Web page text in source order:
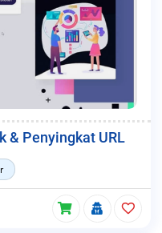
& Penyingkat URL